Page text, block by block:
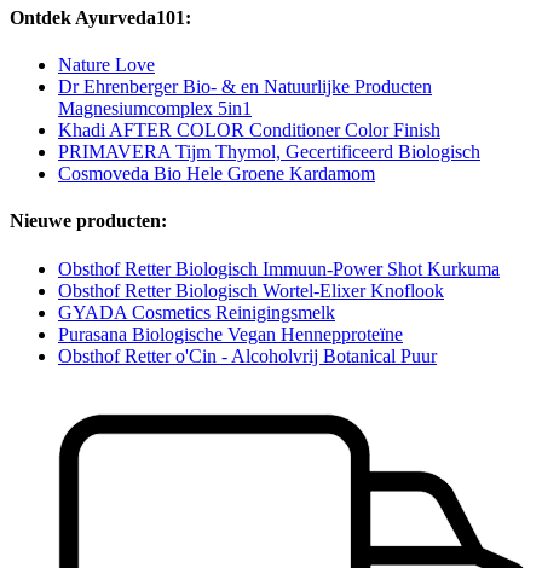
Ontdek Ayurveda101:
Nature Love
Dr Ehrenberger Bio- & en Natuurlijke Producten
Magnesiumcomplex 5in1
Khadi AFTER COLOR Conditioner Color Finish
PRIMAVERA Tijm Thymol, Gecertificeerd Biologisch
Cosmoveda Bio Hele Groene Kardamom
Nieuwe producten:
Obsthof Retter Biologisch Immuun-Power Shot Kurkuma
Obsthof Retter Biologisch Wortel-Elixer Knoflook
GYADA Cosmetics Reinigingsmelk
Purasana Biologische Vegan Hennepproteïne
Obsthof Retter o'Cin - Alcoholvrij Botanical Puur